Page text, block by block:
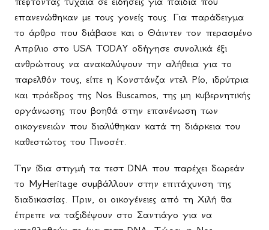
επανενώθηκαν με τους γονείς τους. Για παράδειγμα
το άρθρο που διάβασε και ο Θάιντεν τον περασμένο
Απρίλιο στο USA TODAY οδήγησε συνολικά έξι
ανθρώπους να ανακαλύψουν την αλήθεια για το
παρελθόν τους, είπε η Κονστάνζα ντελ Ρίο, ιδρύτρια
και πρόεδρος της Nos Buscamos, της μη κυβερνητικής
οργάνωσης που βοηθά στην επανένωση των
οικογενειών που διαλύθηκαν κατά τη διάρκεια του
καθεστώτος του Πινοσέτ.
Την ίδια στιγμή τα τεστ DNA που παρέχει δωρεάν
το MyHeritage συμβάλλουν στην επιτάχυνση της
διαδικασίας. Πριν, οι οικογένειες από τη Χιλή θα
έπρεπε να ταξιδέψουν στο Σαντιάγο για να